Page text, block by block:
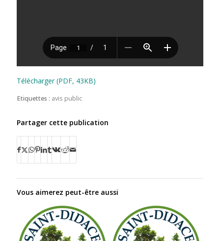
Télécharger (PDF, 43KB)
Etiquettes : avis public
Partager cette publication
Vous aimerez peut-être aussi